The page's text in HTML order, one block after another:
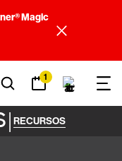
Magic
1
| RECURSOS